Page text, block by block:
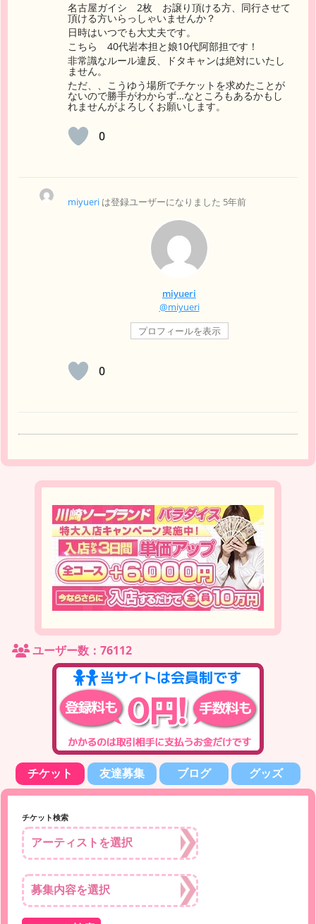
名古屋ガイシ 2枚 お譲り頂ける方、同行させて
頂ける方いらっしゃいませんか？
日時はいつでも大丈夫です。
こちら 40代岩本担と娘10代阿部担です！
非常識なルール違反、ドタキャンは絶対にいたし
ません。
ただ、、こうゆう場所でチケットを求めたことが
ないので勝手がわからず…なところもあるかもし
れませんがよろしくお願いします。
0
miyueri は登録ユーザーになりました 5年前
miyueri
@miyueri
プロフィールを表示
0
ユーザー数：76112
チケット 友達募集 ブログ グッズ
チケット検索